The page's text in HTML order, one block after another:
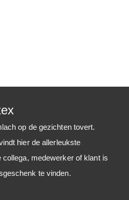
op de gezichten tovert.
hier de allerleukste
medewerker of klant is
te vinden.